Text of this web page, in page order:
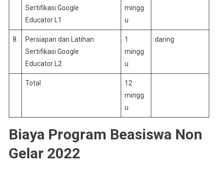
Sertifikasi Google
Educator L1
mingg
u
8.
Persiapan dan Latihan
Sertifikasi Google
Educator L2
1
mingg
u
daring
Total
12
mingg
u
Biaya Program Beasiswa Non
Gelar 2022